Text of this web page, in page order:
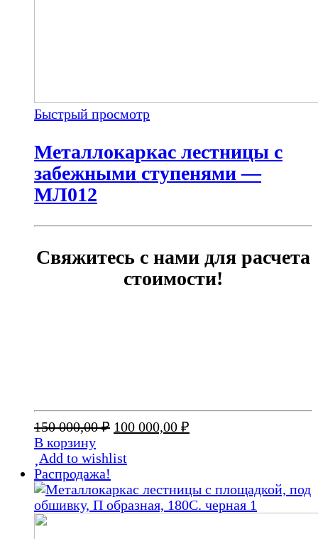
Быстрый просмотр
Металлокаркас лестницы с
забежными ступенями —
МЛ012
Свяжитесь с нами для расчета
стоимости!
150 000,00₽ Первоначальная
составляла
000,00 ₽.
100 000,00 ₽
В корзину
Add to wishlist
Распродажа!